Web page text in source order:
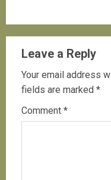
Leave a Reply
Your email address
fields are marked *
Comment *